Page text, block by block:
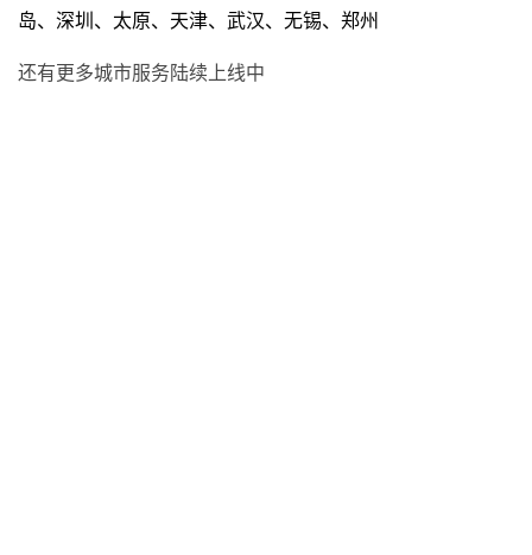
岛、深圳、太原、天津、武汉、无锡、郑州
还有更多城市服务陆续上线中